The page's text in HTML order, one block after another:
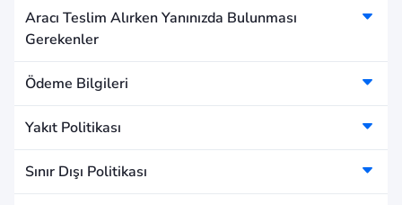
Aracı Teslim Alırken Yanınızda Bulunması
Gerekenler
Ödeme Bilgileri
Yakıt Politikası
Sınır Dışı Politikası